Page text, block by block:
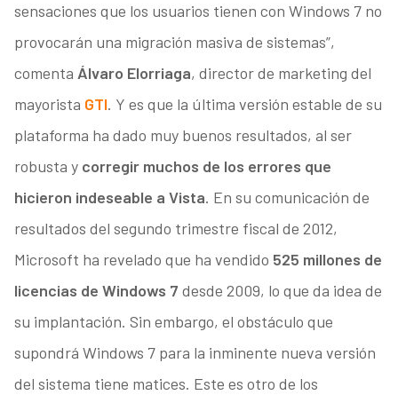
sensaciones que los usuarios tienen con Windows 7 no
provocarán una migración masiva de sistemas”,
comenta Álvaro Elorriaga, director de marketing del
mayorista GTI. Y es que la última versión estable de su
plataforma ha dado muy buenos resultados, al ser
robusta ycorregir muchos de los errores que
hicieron indeseable a Vista. En su comunicación de
resultados del segundo trimestre fiscal de 2012,
Microsoft ha revelado que ha vendido 525 millones de
licencias de Windows 7 desde 2009, lo que da idea de
su implantación. Sin embargo, el obstáculo que
supondrá Windows 7 para la inminente nueva versión
del sistema tiene matices. Este es otro de los